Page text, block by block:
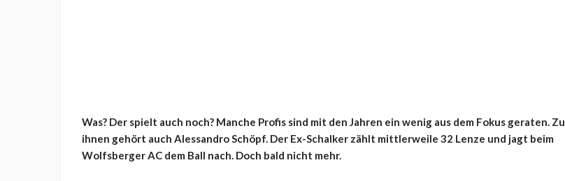
Was? Der spielt auch noch? Manche Profis sind mit den Jahren ein wenig aus dem Fokus geraten. Zu
ihnen gehört auch Alessandro Schöpf. Der Ex-Schalker zählt mittlerweile 32 Lenze und jagt beim
Wolfsberger AC dem Ball nach. Doch bald nicht mehr.